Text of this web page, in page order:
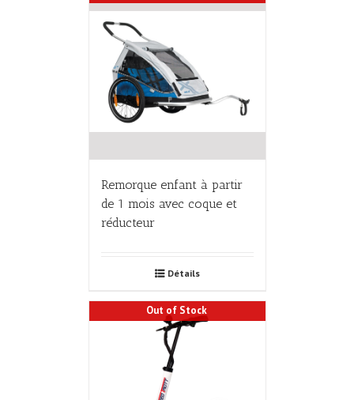
Remorque enfant à partir
de 1 mois avec coque et
réducteur
Détails
Out of Stock